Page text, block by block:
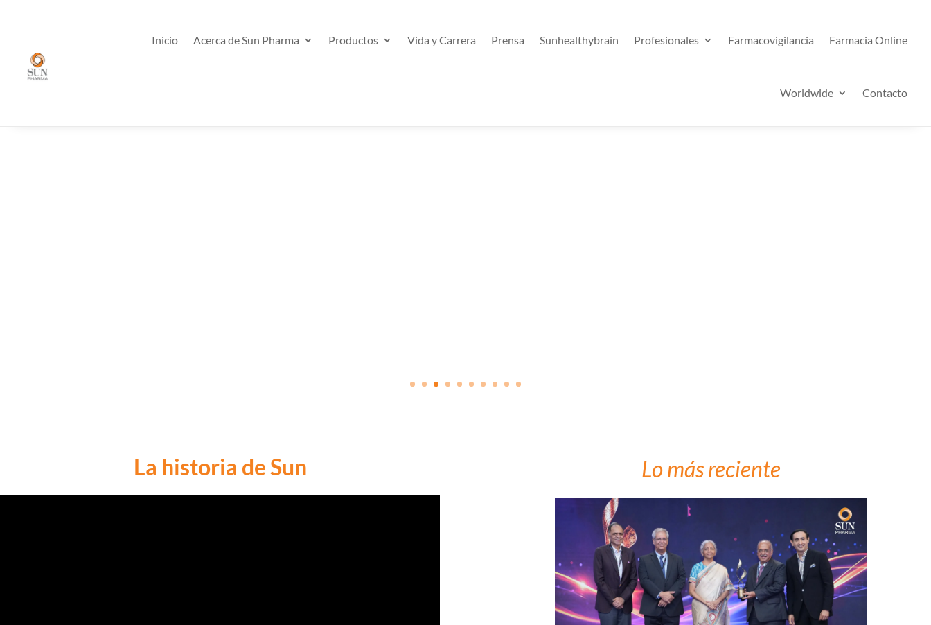
Inicio Acerca de Sun Pharma Productos Vida y Carrera Prensa Sunhealthybrain Profesionales Farmacovigilancia Farmacia Online
Worldwide Contacto
La historia de Sun Lo más reciente